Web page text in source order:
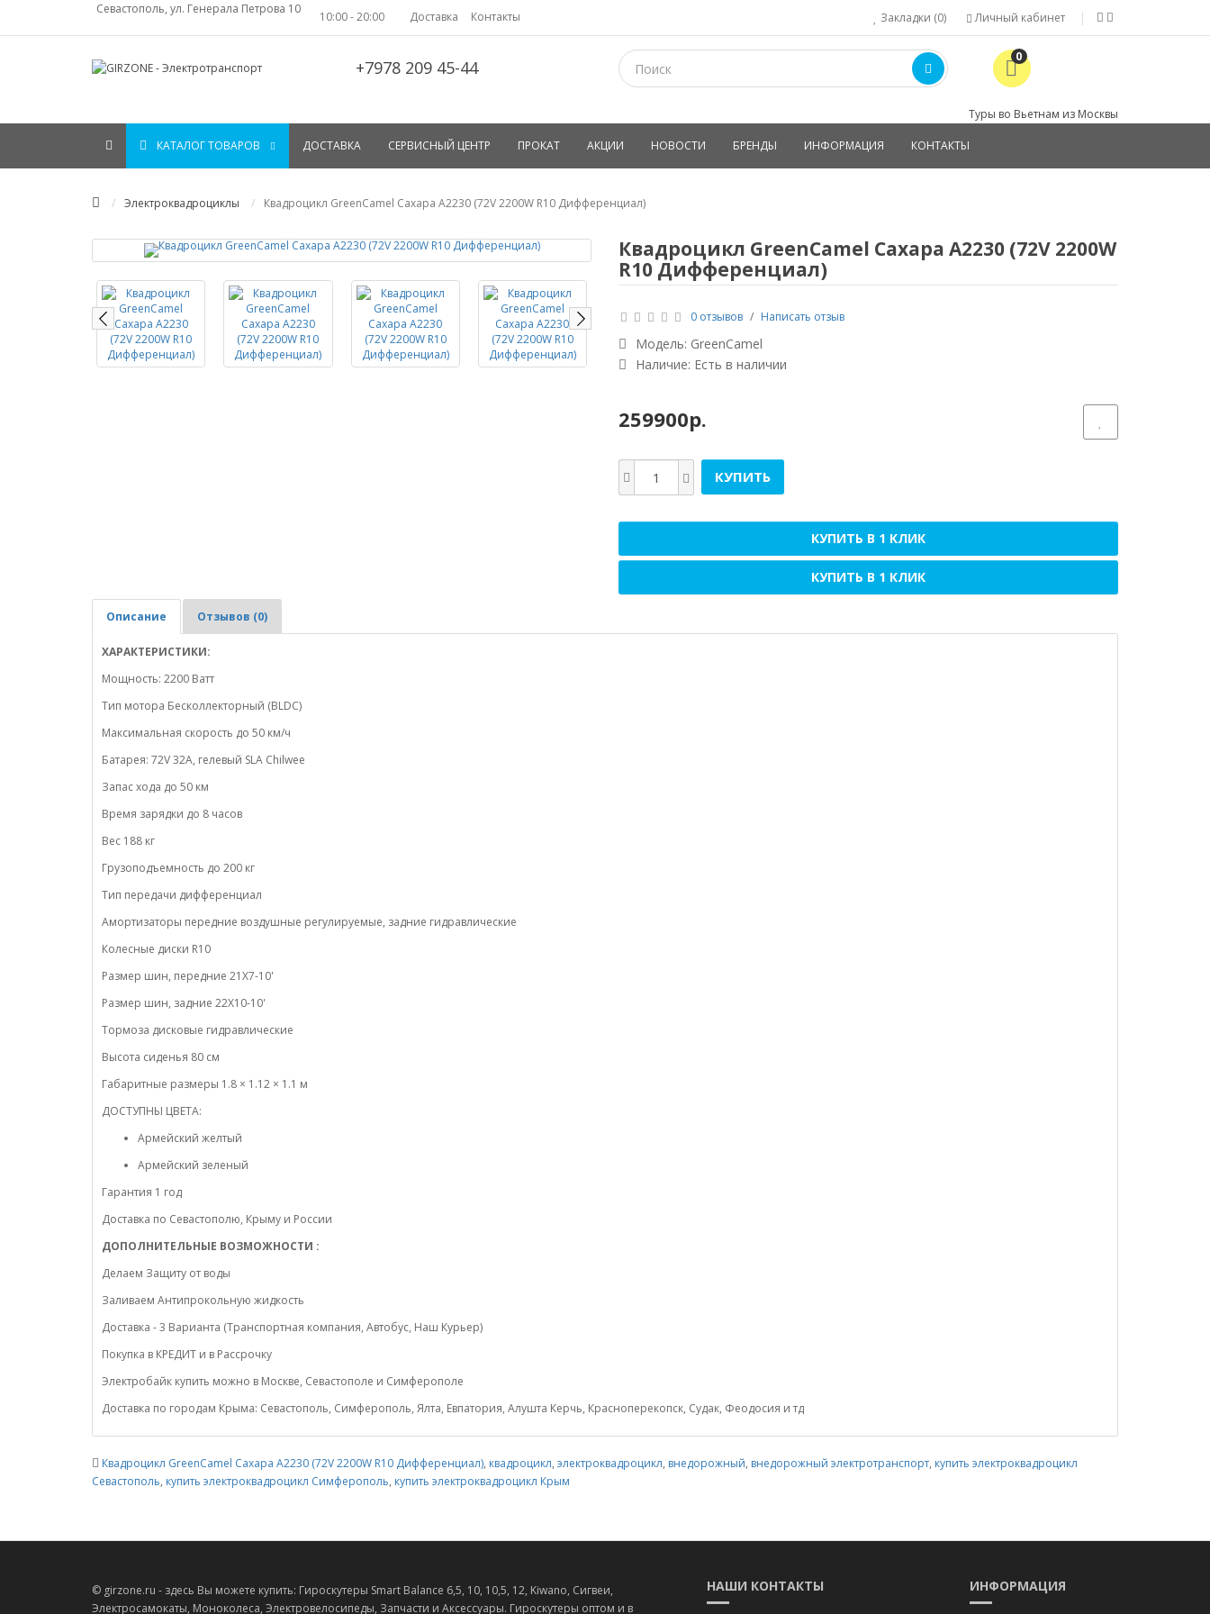
Севастополь, ул. Генерала Петрова 10
10:00 - 20:00 Доставка Контакты Личный кабинет
Закладки (0)
+7978 209 45-44 0
Туры во Вьетнам из Москвы
КАТАЛОГ ТОВАРОВ ДОСТАВКА СЕРВИСНЫЙ ЦЕНТР ПРОКАТ АКЦИИ НОВОСТИ БРЕНДЫ ИНФОРМАЦИЯ КОНТАКТЫ
Электроквадроциклы Квадроцикл GreenCamel Сахара A2230 (72V 2200W R10 Дифференциал)
Квадроцикл GreenCamel Сахара A2230 (72V 2200W
R10 Дифференциал)
0 отзывов / Написать отзыв
Модель: GreenCamel
Наличие: Есть в наличии
259900р.
КУПИТЬ
КУПИТЬ В 1 КЛИК
КУПИТЬ В 1 КЛИК
Описание Отзывов (0)
ХАРАКТЕРИСТИКИ:
Мощность: 2200 Ватт
Тип мотора Бесколлекторный (BLDC)
Максимальная скорость до 50 км/ч
Батарея: 72V 32A, гелевый SLA Chilwee
Запас хода до 50 км
Время зарядки до 8 часов
Вес 188 кг
Грузоподъемность до 200 кг
Тип передачи дифференциал
Амортизаторы передние воздушные регулируемые, задние гидравлические
Колесные диски R10
Размер шин, передние 21X7-10'
Размер шин, задние 22X10-10'
Тормоза дисковые гидравлические
Высота сиденья 80 см
Габаритные размеры 1.8 × 1.12 × 1.1 м
ДОСТУПНЫ ЦВЕТА:
Армейский желтый
Армейский зеленый
Гарантия 1 год
Доставка по Севастополю, Крыму и России
ДОПОЛНИТЕЛЬНЫЕ ВОЗМОЖНОСТИ :
Делаем Защиту от воды
Заливаем Антипрокольную жидкость
Доставка - 3 Варианта (Транспортная компания, Автобус, Наш Курьер)
Покупка в КРЕДИТ и в Рассрочку
Электробайк купить можно в Москве, Севастополе и Симферополе
Доставка по городам Крыма: Севастополь, Симферополь, Ялта, Евпатория, Алушта Керчь, Красноперекопск, Судак, Феодосия и тд
Квадроцикл GreenCamel Сахара A2230 (72V 2200W R10 Дифференциал), квадроцикл, электроквадроцикл, внедорожный, внедорожный электротранспорт, купить электроквадроцикл
Севастополь, купить электроквадроцикл Симферополь, купить электроквадроцикл Крым
© girzone.ru - здесь Вы можете купить: Гироскутеры Smart Balance 6,5, 10, 10,5, 12, Kiwano, Сигвеи,
Электросамокаты, Моноколеса, Электровелосипеды, Запчасти и Аксессуары. Гироскутеры оптом и в
НАШИ КОНТАКТЫ ИНФОРМАЦИЯ